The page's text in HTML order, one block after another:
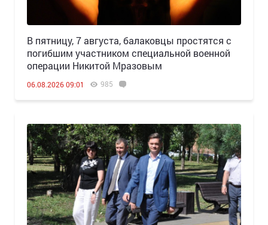
В пятницу, 7 августа, балаковцы простятся с
погибшим участником специальной военной
операции Никитой Мразовым
06.08.2026 09:01 985